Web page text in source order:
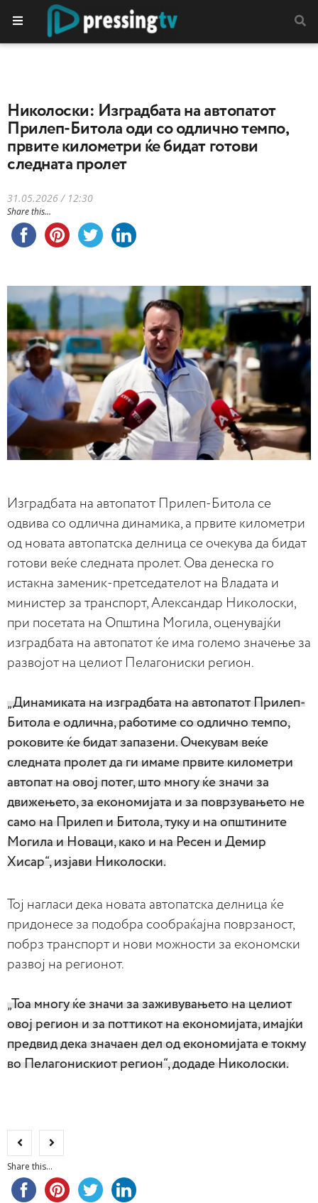
Николоски: Изградбата на автопатот
Прилеп-Битола оди со одлично темпо,
првите километри ќе бидат готови
следната пролет
31.05.2026 / 12:30
Share this...
Изградбата на автопатот Прилеп-Битола се
одвива со одлична динамика, а првите километри
од новата автопатска делница се очекува да бидат
готови веќе следната пролет. Ова денеска го
истакна заменик-претседателот на Владата и
министер за транспорт, Александар Николоски,
при посетата на Општина Могила, оценувајќи
изградбата на автопатот ќе има големо значење за
развојот на целиот Пелагониски регион.
„Динамиката на изградбата на автопатот Прилеп-
Битола е одлична, работиме со одлично темпо,
роковите ќе бидат запазени. Очекувам веќе
следната пролет да ги имаме првите километри
автопат на овој потег, што многу ќе значи за
движењето, за економијата и за поврзувањето не
само на Прилеп и Битола, туку и на општините
Могила и Новаци, како и на Ресен и Демир
Хисар“, изјави Николоски.
Тој нагласи дека новата автопатска делница ќе
придонесе за подобра сообраќајна поврзаност,
побрз транспорт и нови можности за економски
развој на регионот.
„Тоа многу ќе значи за заживувањето на целиот
овој регион и за поттикот на економијата, имајќи
предвид дека значаен дел од економијата е токму
во Пелагонискиот регион“, додаде Николоски.
Share this...